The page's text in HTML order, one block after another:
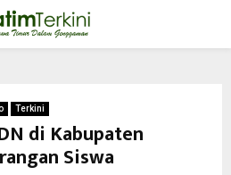
Terkini
di Kabupaten
Siswa